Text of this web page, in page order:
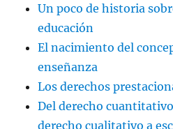
Un poco de historia
educación
El nacimiento del
enseñanza
Los derechos
Del derecho
derecho cualitativo a